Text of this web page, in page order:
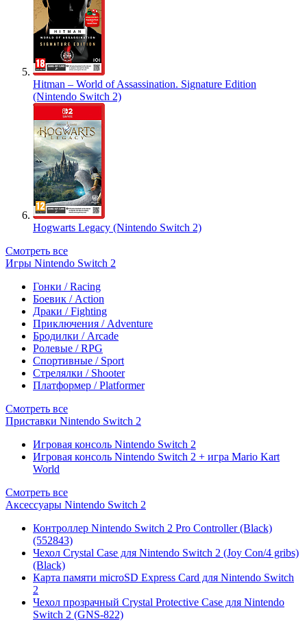
Hitman – World of Assassination. Signature Edition
(Nintendo Switch 2)
Hogwarts Legacy (Nintendo Switch 2)
Смотреть все
Игры Nintendo Switch 2
Гонки / Racing
Боевик / Action
Драки / Fighting
Приключения / Adventure
Бродилки / Arcade
Ролевые / RPG
Спортивные / Sport
Стрелялки / Shooter
Платформер / Platformer
Смотреть все
Приставки Nintendo Switch 2
Игровая консоль Nintendo Switch 2
Игровая консоль Nintendo Switch 2 + игра Mario Kart
World
Смотреть все
Аксессуары Nintendo Switch 2
Контроллер Nintendo Switch 2 Pro Controller (Black)
(552843)
Чехол Сrystal Сase для Nintendo Switch 2 (Joy Con/4 gribs)
(Black)
Карта памяти microSD Express Card для Nintendo Switch
2
Чехол прозрачный Crystal Protective Case для Nintendo
Switch 2 (GNS-822)